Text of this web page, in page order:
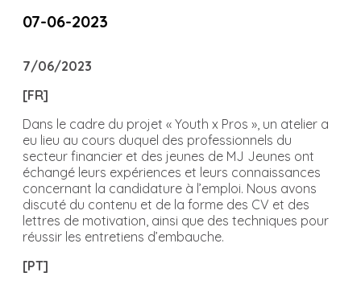
07-06-2023
7/06/2023
[FR]
Dans le cadre du projet « Youth x Pros », un atelier a
eu lieu au cours duquel des professionnels du
secteur financier et des jeunes de MJ Jeunes ont
échangé leurs expériences et leurs connaissances
concernant la candidature à l’emploi. Nous avons
discuté du contenu et de la forme des CV et des
lettres de motivation, ainsi que des techniques pour
réussir les entretiens d’embauche.
[PT]